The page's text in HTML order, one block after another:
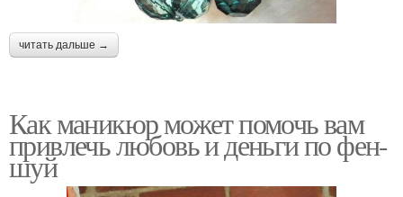
читать дальше →
Как маникюр может помочь вам
привлечь любовь и деньги по фен-
шуй